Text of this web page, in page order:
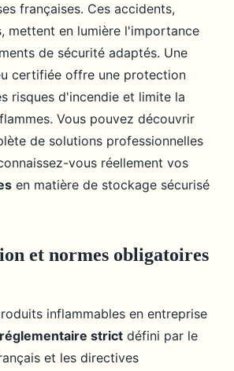
françaises. Ces accidents,
mettent en lumière l'importance
de sécurité adaptés. Une
certifiée offre une protection
risques d'incendie et limite la
Vous pouvez découvrir
de solutions professionnelles
vous réellement vos
en matière de stockage sécurisé
et normes obligatoires
inflammables en entreprise
strict défini par le
et les directives